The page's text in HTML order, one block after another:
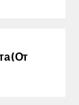
(от